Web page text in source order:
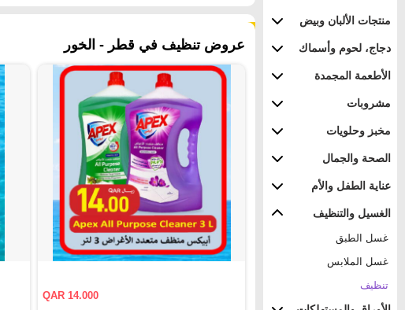
منتجات الألبان وبيض
دجاج، لحوم وأسماك
الأطعمة المجمدة
مشروبات
مخبز وحلويات
الصحة والجمال
عناية الطفل والأم
الغسيل والتنظيف
غسل الطبق
غسل الملابس
تنظيف
عروض تنظيف في قطر - الخور
QAR 14.000